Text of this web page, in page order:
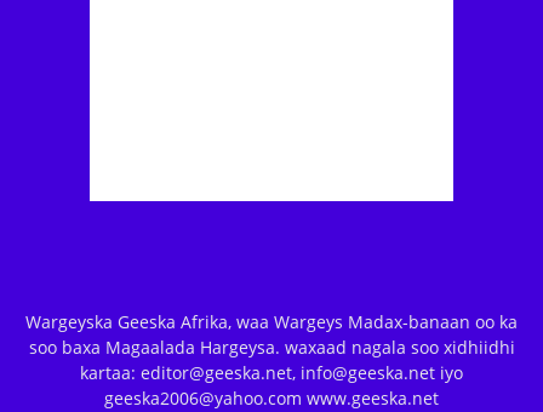
Wargeyska Geeska Afrika, waa Wargeys Madax-banaan oo ka
soo baxa Magaalada Hargeysa. waxaad nagala soo xidhiidhi
kartaa: editor@geeska.net, info@geeska.net iyo
geeska2006@yahoo.com www.geeska.net